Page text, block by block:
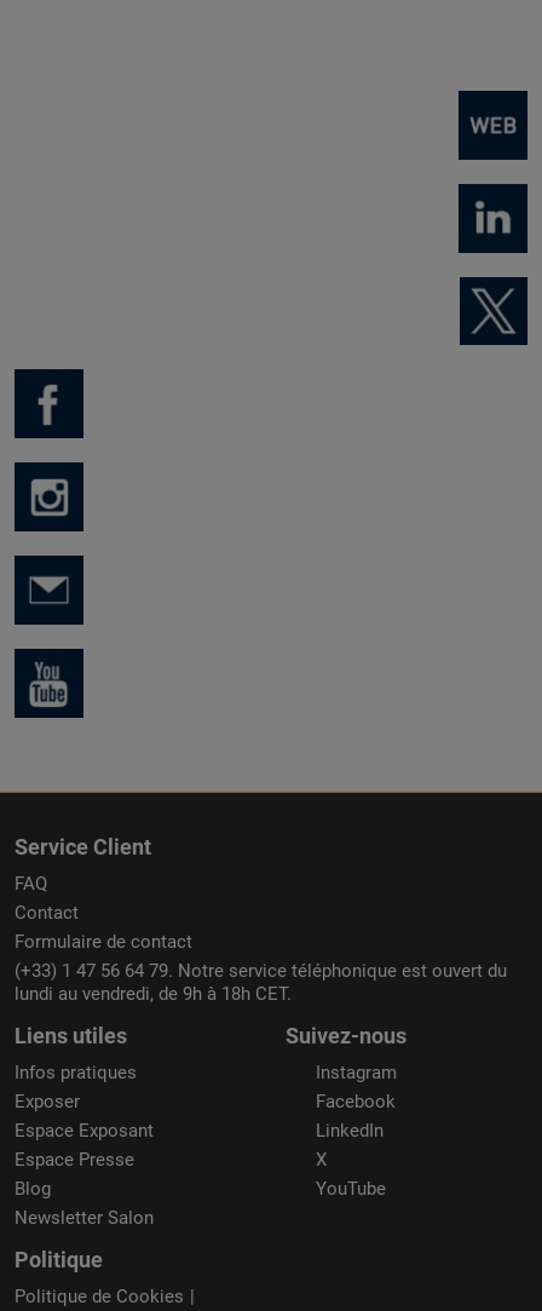
Service Client
FAQ
Contact
Formulaire de contact
(+33) 1 47 56 64 79. Notre service téléphonique est ouvert du
lundi au vendredi, de 9h à 18h CET.
Liens utiles
Infos pratiques
Exposer
Espace Exposant
Espace Presse
Blog
Newsletter Salon
Suivez-nous
Instagram
Facebook
LinkedIn
X
YouTube
Politique
Politique de Cookies